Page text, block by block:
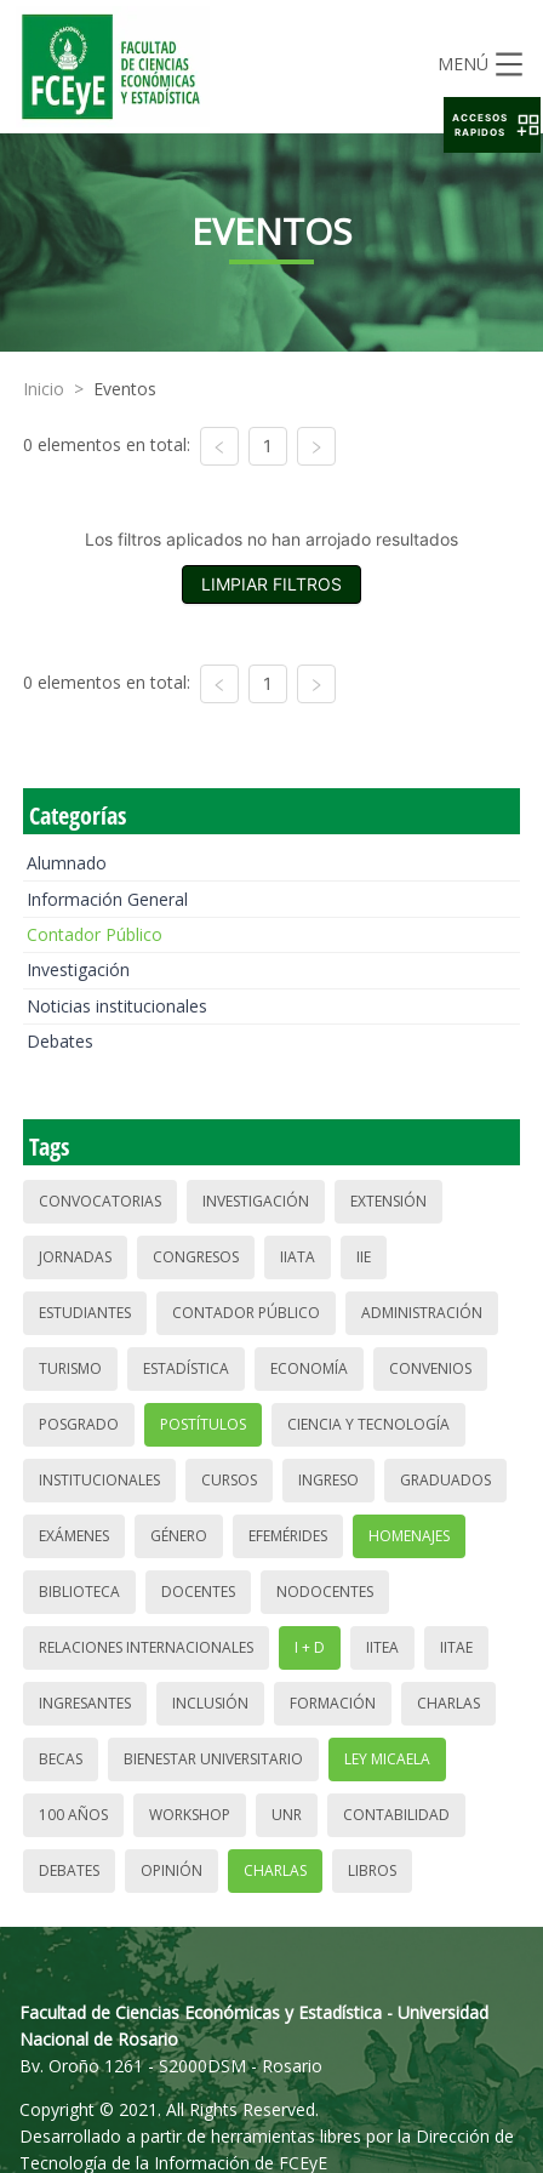
MENÚ
EVENTOS
Inicio > Eventos
0 elementos en total: 1
Los filtros aplicados no han arrojado resultados
LIMPIAR FILTROS
0 elementos en total: 1
Categorías
Alumnado
Información General
Contador Público
Investigación
Noticias institucionales
Debates
Tags
CONVOCATORIAS INVESTIGACIÓN EXTENSIÓN
JORNADAS CONGRESOS IIATA IIE
ESTUDIANTES CONTADOR PÚBLICO ADMINISTRACIÓN
TURISMO ESTADÍSTICA ECONOMÍA CONVENIOS
POSGRADO POSTÍTULOS CIENCIA Y TECNOLOGÍA
INSTITUCIONALES CURSOS INGRESO GRADUADOS
EXÁMENES GÉNERO EFEMÉRIDES HOMENAJES
BIBLIOTECA DOCENTES NODOCENTES
RELACIONES INTERNACIONALES I + D IITEA IITAE
INGRESANTES INCLUSIÓN FORMACIÓN CHARLAS
BECAS BIENESTAR UNIVERSITARIO LEY MICAELA
100 AÑOS WORKSHOP UNR CONTABILIDAD
DEBATES OPINIÓN CHARLAS LIBROS
Facultad de Ciencias Económicas y Estadística - Universidad
Nacional de Rosario
Bv. Oroño 1261 - S2000DSM - Rosario
Copyright © 2021. All Rights Reserved.
Desarrollado a partir de herramientas libres por la Dirección de
Tecnología de la Información de FCEyE
ACCESOS
RAPIDOS